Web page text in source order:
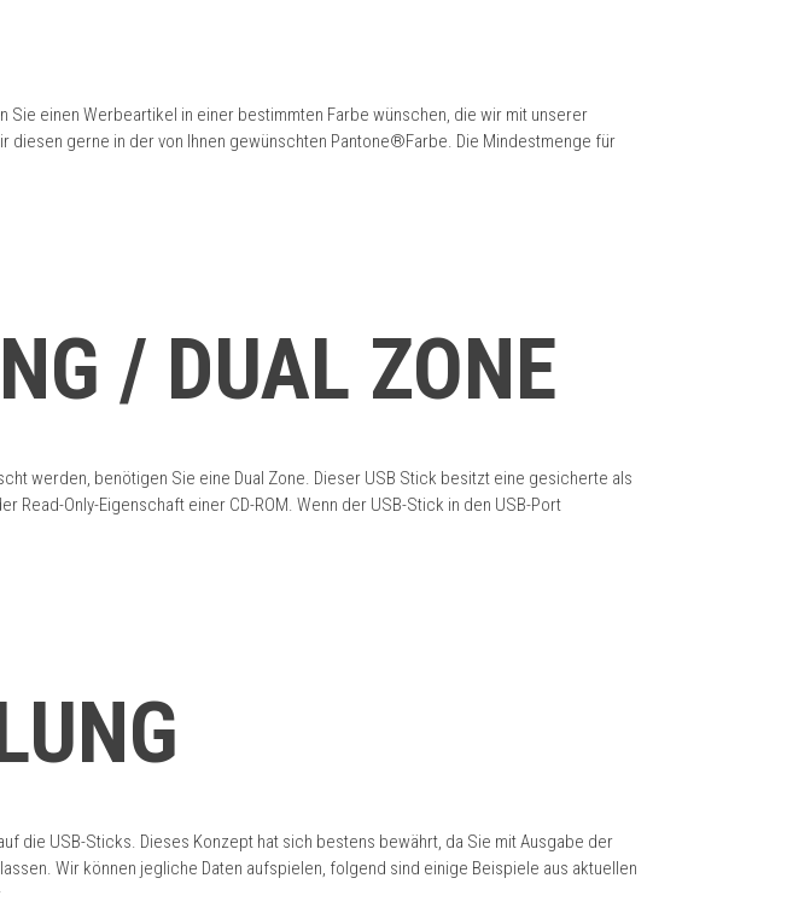
einen Werbeartikel in einer bestimmten Farbe wünschen, die wir mit unserer
gerne in der von Ihnen gewünschten Pantone®Farbe. Die Mindestmenge für
/ DUAL ZONE
werden, benötigen Sie eine Dual Zone. Dieser USB Stick besitzt eine gesicherte als
Only-Eigenschaft einer CD-ROM. Wenn der USB-Stick in den USB-Port
die USB-Sticks. Dieses Konzept hat sich bestens bewährt, da Sie mit Ausgabe der
Wir können jegliche Daten aufspielen, folgend sind einige Beispiele aus aktuellen